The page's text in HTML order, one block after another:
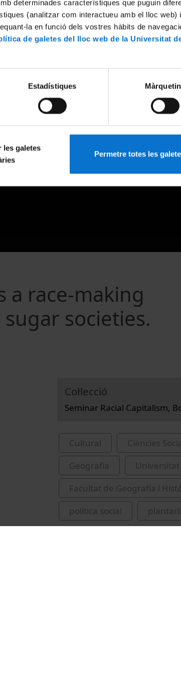
determinades característiques que puguin
(analitzar com interactueu amb el lloc web)
la en funció dels vostres hàbits de
de galetes del lloc web de la Universitat
Estadístiques
les galetes
Permetre totes les
a race-making
societies.
Col·lecció
Seminar Racial Capitalism,
Cultural Ciències
Geografia
Facultat de Geografia i
política social